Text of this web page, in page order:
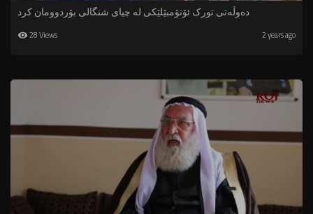
دەوڵەتی تورک ئۆتۆمبێلێکی لە چیای شنگالی بۆردوومان کرد
28 Views 2 years ago